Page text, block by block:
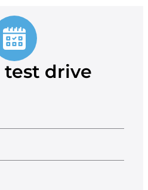
test drive